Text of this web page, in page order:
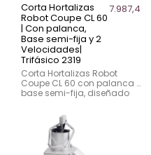
Corta Hortalizas
Robot Coupe CL 60
| Con palanca,
Base semi-fija y 2
Velocidades|
Trifásico 2319
7.987,40 €
Corta Hortalizas Robot
Coupe CL 60 con palanca y
base semi-fija, diseñado
producción masiva.
Potencia, precisión y
versatilidad.